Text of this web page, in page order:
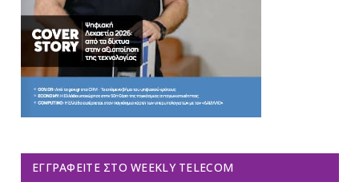
ΕΓΓΡΑΦΕΊΤΕ ΣΤΟ WEEKLY TELECOM